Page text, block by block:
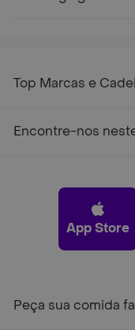
Top Marcas e
Encontre-nos
App Store
Peça sua comida